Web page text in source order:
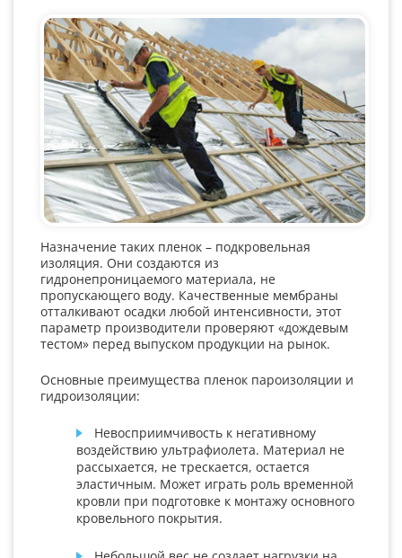
Назначение таких пленок – подкровельная
изоляция. Они создаются из
гидронепроницаемого материала, не
пропускающего воду. Качественные мембраны
отталкивают осадки любой интенсивности, этот
параметр производители проверяют «дождевым
тестом» перед выпуском продукции на рынок.
Основные преимущества пленок пароизоляции и
гидроизоляции:
Невосприимчивость к негативному
воздействию ультрафиолета. Материал не
рассыхается, не трескается, остается
эластичным. Может играть роль временной
кровли при подготовке к монтажу основного
кровельного покрытия.